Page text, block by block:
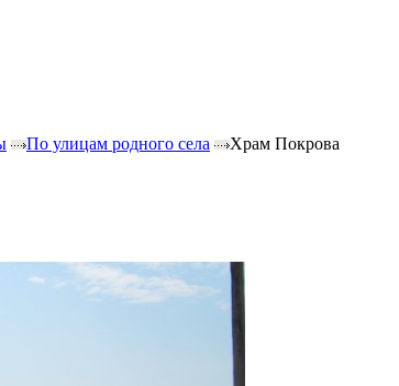
По улицам родного села Храм Покрова